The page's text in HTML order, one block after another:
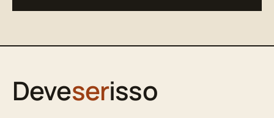
Deveserisso